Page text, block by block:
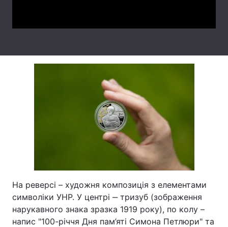
На реверсі – художня композиція з елементами
символіки УНР. У центрі ‒ тризуб (зображення
нарукавного знака зразка 1919 року), по колу –
напис "100-річчя Дня пам’яті Симона Петлюри" та